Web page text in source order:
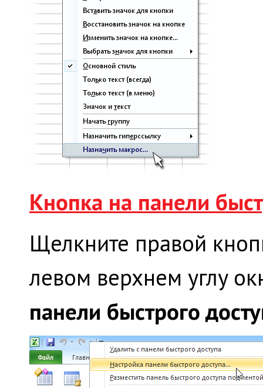
Кнопка на панели
Щелкните правой
левом верхнем углу
панели быстрого